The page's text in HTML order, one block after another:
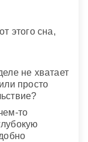
этого сна,
не хватает
просто
то